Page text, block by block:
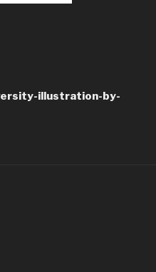
illustration-by-